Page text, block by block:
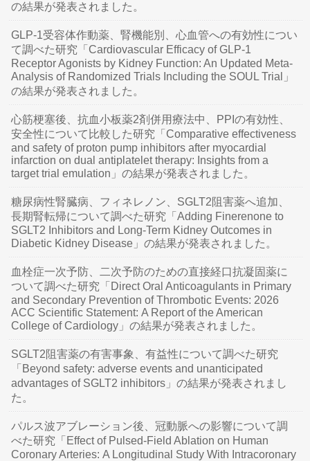
の結果が発表されました。
GLP-1受容体作動薬、腎機能別、心血管への有効性につい
て調べた研究「Cardiovascular Efficacy of GLP-1
Receptor Agonists by Kidney Function: An Updated Meta-
Analysis of Randomized Trials Including the SOUL Trial」
の結果が発表されました。
心筋梗塞後、抗血小板薬2剤併用療法中、PPIの有効性、
安全性について比較した研究「Comparative effectiveness
and safety of proton pump inhibitors after myocardial
infarction on dual antiplatelet therapy: Insights from a
target trial emulation」の結果が発表されました。
糖尿病性腎臓病、フィネレノン、SGLT2阻害薬へ追加、
長期腎転帰について調べた研究「Adding Finerenone to
SGLT2 Inhibitors and Long-Term Kidney Outcomes in
Diabetic Kidney Disease」の結果が発表されました。
血栓症一次予防、二次予防のための直接経口抗凝固薬に
ついて調べた研究「Direct Oral Anticoagulants in Primary
and Secondary Prevention of Thrombotic Events: 2026
ACC Scientific Statement: A Report of the American
College of Cardiology」の結果が発表されました。
SGLT2阻害薬の有害事象、有益性について調べた研究
「Beyond safety: adverse events and unanticipated
advantages of SGLT2 inhibitors」の結果が発表されまし
た。
パルス波アブレーション後、冠動脈への影響について調
べた研究「Effect of Pulsed-Field Ablation on Human
Coronary Arteries: A Longitudinal Study With Intracoronary